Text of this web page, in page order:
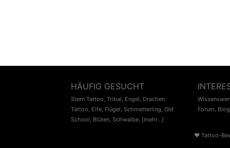
HÄUFIG GESUCHT
Stern Tattoo, Tribal, Engel, Drachen
Tattoo, Elfe, Flügel, Schmetterling, Old
School, Blüten, Schwalbe, [mehr...]
Forum, Blog
♥ Tattoo-